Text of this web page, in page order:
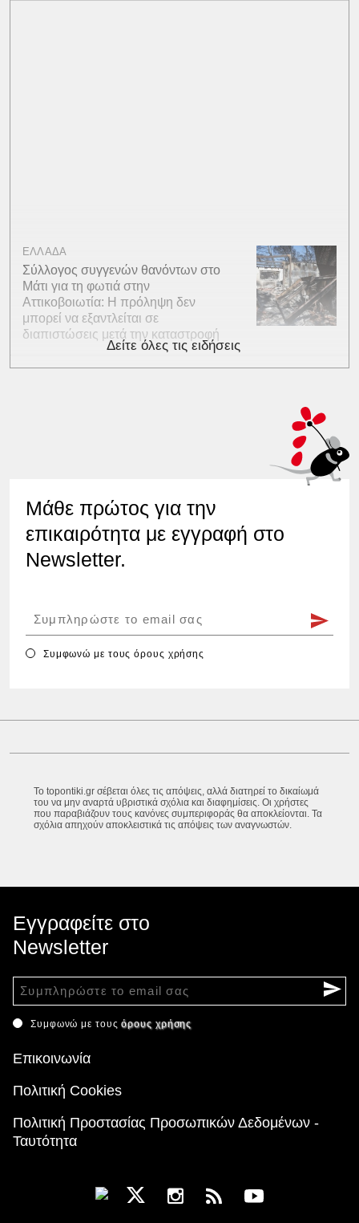
ΕΛΛΑΔΑ
Σύλλογος συγγενών θανόντων στο
Μάτι για τη φωτιά στην
Αττικοβοιωτία: Η πρόληψη δεν
μπορεί να εξαντλείται σε
διαπιστώσεις μετά την καταστροφή
Δείτε όλες τις ειδήσεις
Μάθε πρώτος για την
επικαιρότητα με εγγραφή στο
Newsletter.
Συμφωνώ με τουςόρους χρήσης
Το topontiki.gr σέβεται όλες τις απόψεις, αλλά διατηρεί το δικαίωμά
του να μην αναρτά υβριστικά σχόλια και διαφημίσεις. Οι χρήστες
που παραβιάζουν τους κανόνες συμπεριφοράς θα αποκλείονται. Τα
σχόλια απηχούν αποκλειστικά τις απόψεις των αναγνωστών.
Εγγραφείτε στο
Newsletter
Συμφωνώ με τουςόρους χρήσης
Επικοινωνία
Πολιτική Cookies
Πολιτική Προστασίας Προσωπικών Δεδομένων -
Ταυτότητα